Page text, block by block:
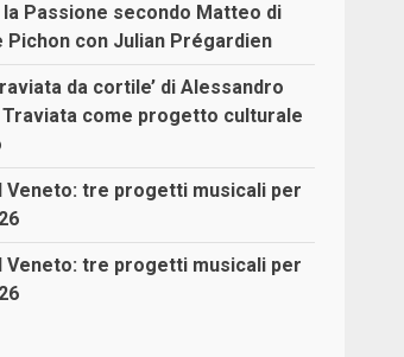
Passione secondo Matteo di
Pichon con Julian Prégardien
da cortile’ di Alessandro
Traviata come progetto culturale
Veneto: tre progetti musicali per
Veneto: tre progetti musicali per